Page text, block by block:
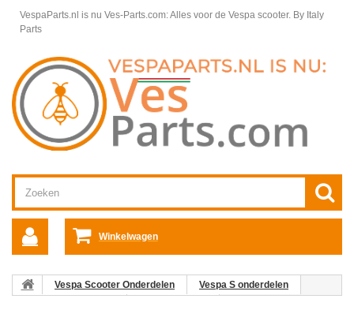
VespaParts.nl is nu Ves-Parts.com: Alles voor de Vespa scooter. By Italy
Parts
Winkelwagen
Vespa Scooter Onderdelen
Vespa S onderdelen